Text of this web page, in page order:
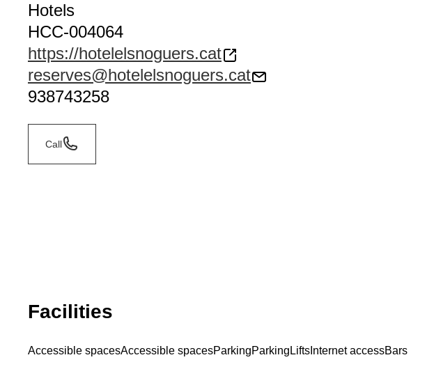
Hotels
HCC-004064
https://hotelelsnoguers.cat
reserves@hotelelsnoguers.cat
938743258
Call
Facilities
Accessible spacesAccessible spacesParkingParking Lifts Internet accessBars